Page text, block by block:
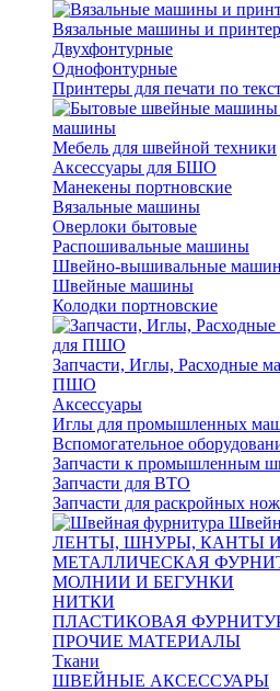
Вязальные машины и
Двухфонтурные
Однофонтурные
Принтеры для печати по
машины
Мебель для швейной техники
Аксессуары для БШО
Манекены портновские
Вязальные машины
Оверлоки бытовые
Распошивальные машины
Швейно-вышивальные
Швейные машины
Колодки портновские
Запчасти, Иглы, Расходные
ПШО
Аксессуары
Иглы для промышленных
Вспомогательное
Запчасти к промышленным
Запчасти для ВТО
Запчасти для раскройных
ЛЕНТЫ, ШНУРЫ, КАНТЫ
МЕТАЛЛИЧЕСКАЯ
МОЛНИИ И БЕГУНКИ
НИТКИ
ПЛАСТИКОВАЯ
ПРОЧИЕ МАТЕРИАЛЫ
Ткани
ШВЕЙНЫЕ АКСЕССУАРЫ